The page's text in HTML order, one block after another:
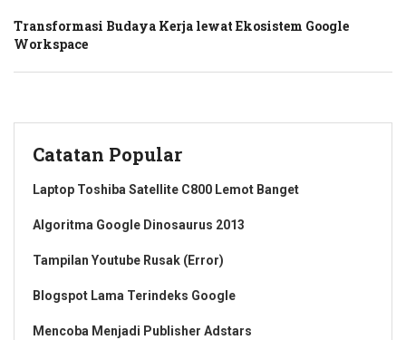
Transformasi Budaya Kerja lewat Ekosistem Google
Workspace
Catatan Popular
Laptop Toshiba Satellite C800 Lemot Banget
Algoritma Google Dinosaurus 2013
Tampilan Youtube Rusak (Error)
Blogspot Lama Terindeks Google
Mencoba Menjadi Publisher Adstars